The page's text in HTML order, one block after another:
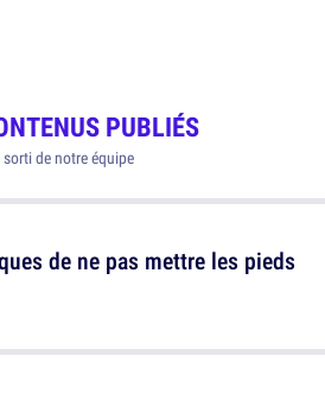
PUBLIÉS
de notre équipe
de ne pas mettre les pieds